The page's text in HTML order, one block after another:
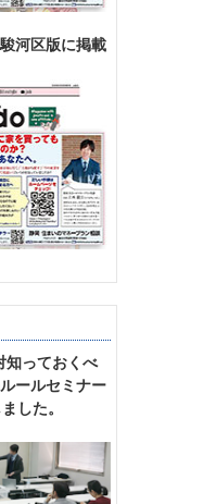
河区版に掲載
知っておくべ
ールセミナー
した。